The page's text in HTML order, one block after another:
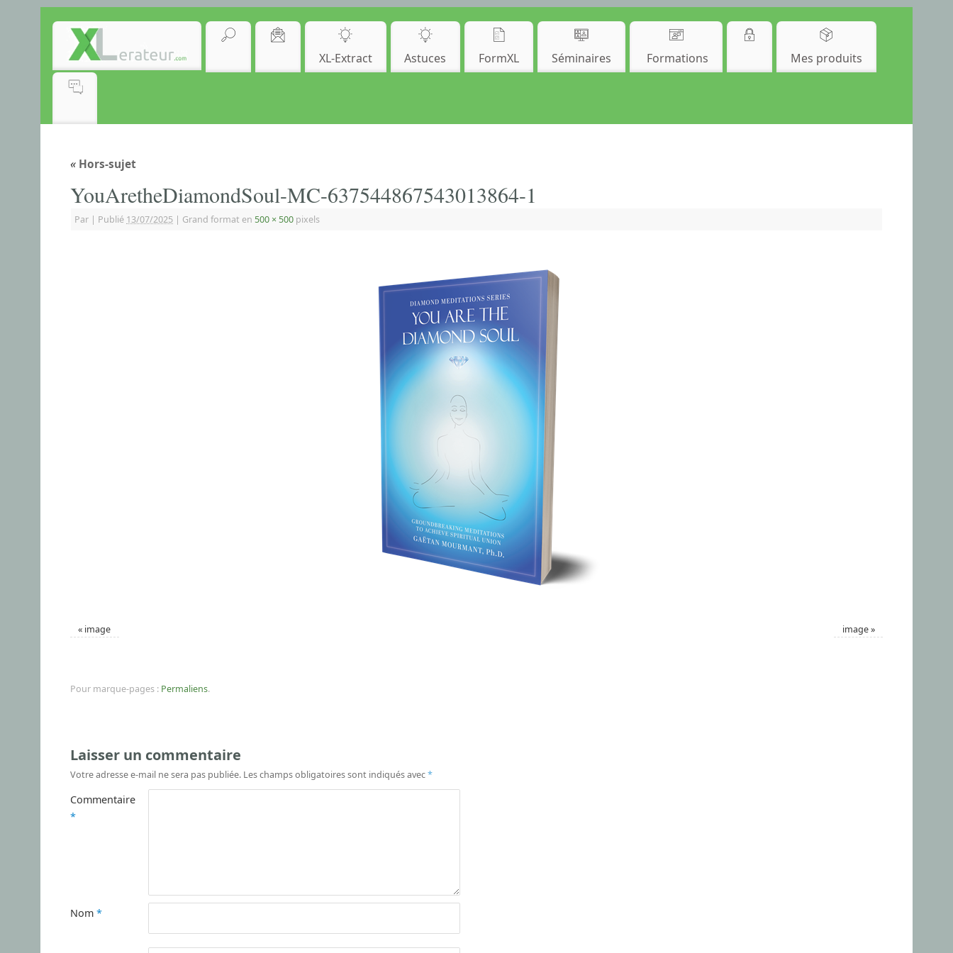
XL-Extract Astuces FormXL Séminaires Formations Mes produits
« Hors-sujet
YouAretheDiamondSoul-MC-637544867543013864-1
Par | Publié 13/07/2025 | Grand format en 500 × 500 pixels
« image image»
Pour marque-pages : Permaliens.
Laisser un commentaire
Votre adresse e-mail ne sera pas publiée. Les champs obligatoires sont indiqués avec*
Commentaire
*
Nom *